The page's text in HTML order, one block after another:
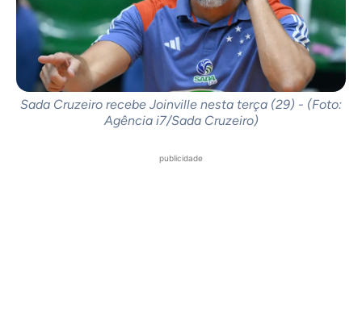
Sada Cruzeiro recebe Joinville nesta terça (29) - (Foto:
Agência i7/Sada Cruzeiro)
publicidade